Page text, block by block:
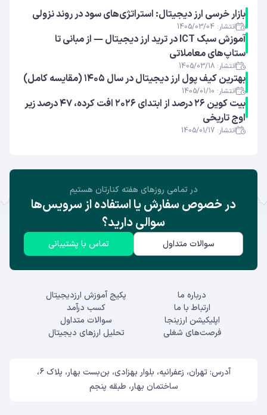
بازار خرسی ارز دیجیتال: استراتژی‌های سود در روند نزولی
انتشار: 1405/03/04
آموزش سبک ICT در ترید ارز دیجیتال — از مبانی تا
ستاپ‌های معاملاتی
انتشار: 1405/03/18
بهترین کیف پول ارز دیجیتال در سال ۱۴۰۵ (مقایسه کامل)
انتشار: 1405/01/10
بیت کوین ۲۶ درصد از ابتدای ۲۰۲۶ افت کرده، ۴۷ درصد زیر
اوج تاریخی
انتشار: 1405/01/17
در تمامی روز‌های هفته کنارتان هستیم
در خصوص سفارش یا استفاده از سرویس‌ها
سوالی دارید؟
سوالات متداول تماس با پشتیبانی
درباره ما
ارتباط با ما
اپلیکیشن ارزینجا
فرصت‌های شغلی
پکیج آموزش ارزدیجیتال
کسب درآمد
سوالات متداول
تحلیل ارزهای دیجیتال
آدرس: تهران، زعفرانیه، بلوار بهزادی، بن‌بست بهار، پلاک 6،
ساختمان بهار، طبقه پنجم